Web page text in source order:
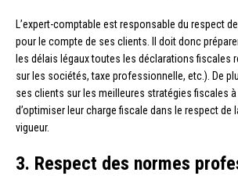
L’expert-comptable est responsable du respect
pour le compte de ses clients. Il doit donc
les délais légaux toutes les déclarations fiscales
sur les sociétés, taxe professionnelle, etc.). De
ses clients sur les meilleures stratégies fiscales à
d’optimiser leur charge fiscale dans le respect de
vigueur.
3. Respect des normes